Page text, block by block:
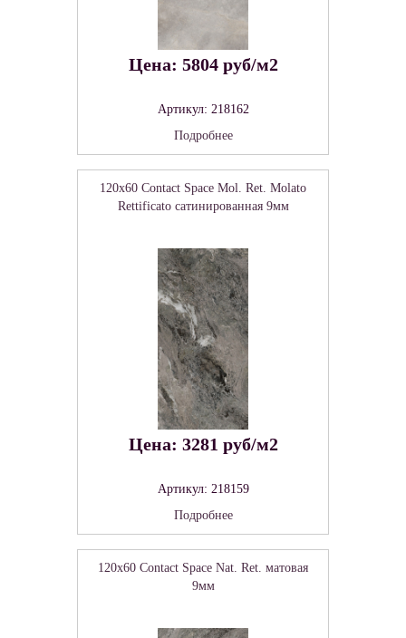
Цена: 5804 руб/м2
Артикул: 218162
Подробнее
120x60 Contact Space Mol. Ret. Molato
Rettificato сатинированная 9мм
Цена: 3281 руб/м2
Артикул: 218159
Подробнее
120x60 Contact Space Nat. Ret. матовая
9мм